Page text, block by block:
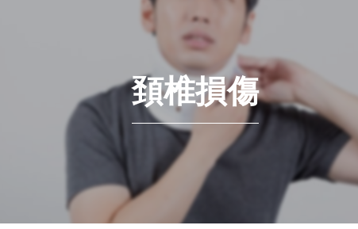
頚椎損傷